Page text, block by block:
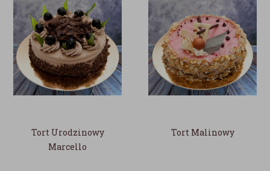
Tort Urodzinowy
Marcello
Tort Malinowy